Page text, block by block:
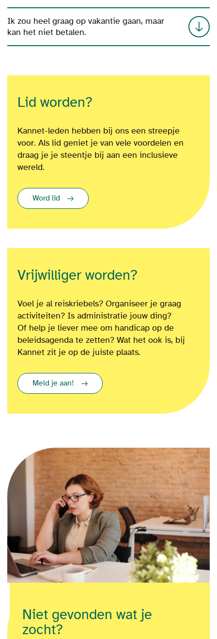
Ik zou heel graag op vakantie gaan, maar
kan het niet betalen.
Lid worden?
Kannet-leden hebben bij ons een streepje
voor. Als lid geniet je van vele voordelen en
draag je je steentje bij aan een inclusieve
wereld.
Word lid
Vrijwilliger worden?
Voel je al reiskriebels? Organiseer je graag
activiteiten? Is administratie jouw ding?
Of help je liever mee om handicap op de
beleidsagenda te zetten? Wat het ook is, bij
Kannet zit je op de juiste plaats.
Meld je aan!
Niet gevonden wat je
zocht?